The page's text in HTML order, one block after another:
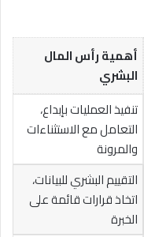
أهمية رأس المال
البشري
تنفيذ العمليات بإبداع،
التعامل مع الاستثناءات
والمرونة
التقييم البشري للبيانات،
اتخاذ قرارات قائمة على
الخبرة